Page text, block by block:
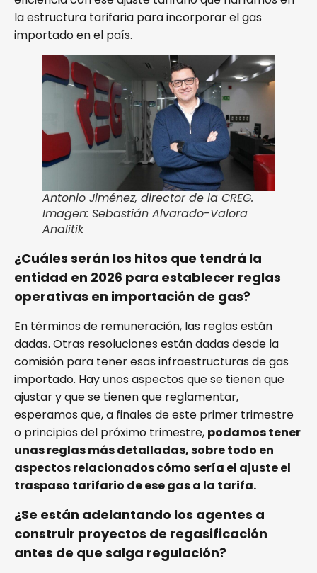
la estructura tarifaria para incorporar el gas
importado en el país.
Antonio Jiménez, director de la CREG.
Imagen: Sebastián Alvarado-Valora
Analitik
¿Cuáles serán los hitos que tendrá la
entidad en 2026 para establecer reglas
operativas en importación de gas?
En términos de remuneración, las reglas están
dadas. Otras resoluciones están dadas desde la
comisión para tener esas infraestructuras de gas
importado. Hay unos aspectos que se tienen que
ajustar y que se tienen que reglamentar,
esperamos que, a finales de este primer trimestre
o principios del próximo trimestre, podamos tener
unas reglas más detalladas, sobre todo en
aspectos relacionados cómo sería el ajuste el
traspaso tarifario de ese gas a la tarifa.
¿Se están adelantando los agentes a
construir proyectos de regasificación
antes de que salga regulación?